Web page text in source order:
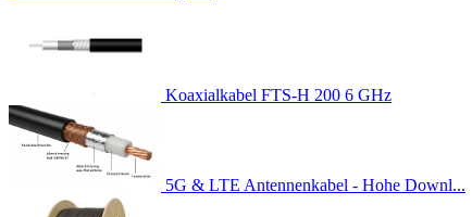
Koaxialkabel FTS-H 200 6 GHz
5G & LTE Antennenkabel - Hohe Downl...